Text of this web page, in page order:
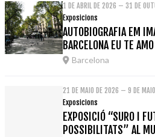
1 DE ABRIL DE 2026 – 31 DE
Exposicions
AUTOBIOGRAFIA EM
BARCELONA EU TE
Barcelona
21 DE MAIO DE 2026 – 9 DE
Exposicions
EXPOSICIÓ “SURO I
POSSIBILITATS” AL